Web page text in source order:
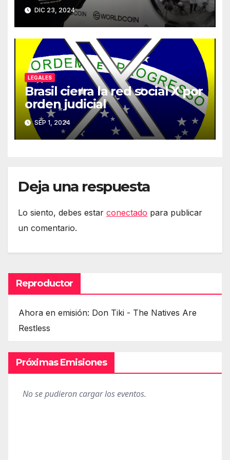
que haya almacenado
DIC 23, 2024
LEGALES
Brasil cierra la red social X por
orden judicial
SEP 1, 2024
Deja una respuesta
Lo siento, debes estar conectado para publicar
un comentario.
Reproductor
Ahora en emisión: Don Tiki - The Natives Are
Restless
Próximas Emisiones